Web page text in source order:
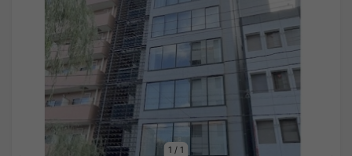
1 / 1